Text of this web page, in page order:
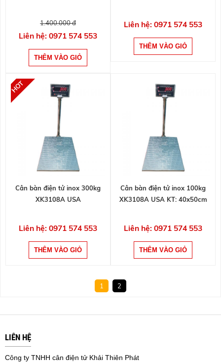
1.400.000 đ
Liên hệ: 0971 574 553
Liên hệ: 0971 574 553
Cân bàn điện tử inox 300kg
XK3108A USA
Liên hệ: 0971 574 553
Cân bàn điện tử inox 100kg
XK3108A USA KT: 40x50cm
Liên hệ: 0971 574 553
1 2
LIÊN HỆ
Công ty TNHH cân điện tử Khải Thiên Phát